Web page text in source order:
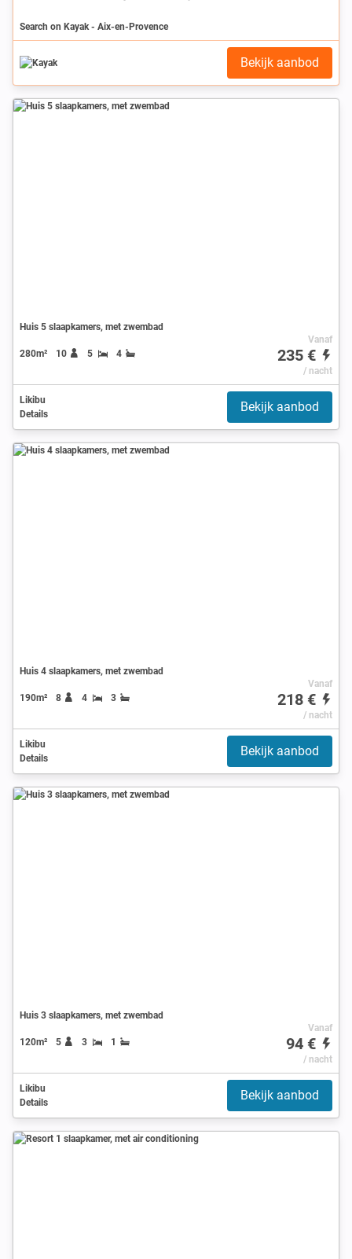
Search on Kayak - Aix-en-Provence
Bekijk aanbod
Huis 5 slaapkamers, met zwembad
280m² 10 5 4
Vanaf
235 €
/ nacht
Likibu
Details
Bekijk aanbod
Huis 4 slaapkamers, met zwembad
190m² 8 4 3
Vanaf
218 €
/ nacht
Likibu
Details
Bekijk aanbod
Huis 3 slaapkamers, met zwembad
120m² 5 3 1
Vanaf
94 €
/ nacht
Likibu
Details
Bekijk aanbod